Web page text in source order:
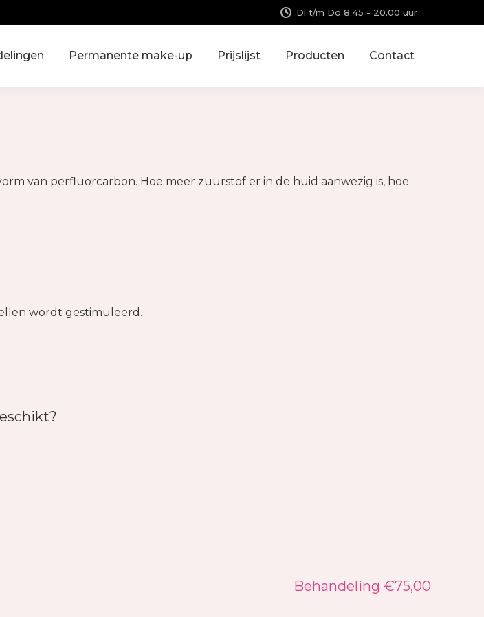
Di t/m Do 8.45 - 20.00 uur
Permanente make-up Prijslijst Producten Contact
van perfluorcarbon. Hoe meer zuurstof er in de huid aanwezig is, hoe
wordt gestimuleerd.
Behandeling €75,00